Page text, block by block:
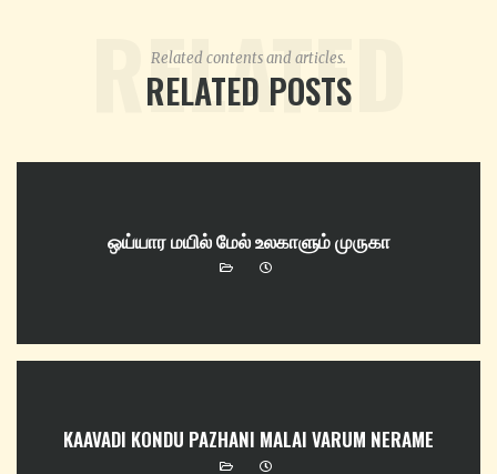
RELATED
Related contents and articles.
RELATED POSTS
ஒய்யார மயில் மேல் உலகாளும் முருகா
KAAVADI KONDU PAZHANI MALAI VARUM NERAME